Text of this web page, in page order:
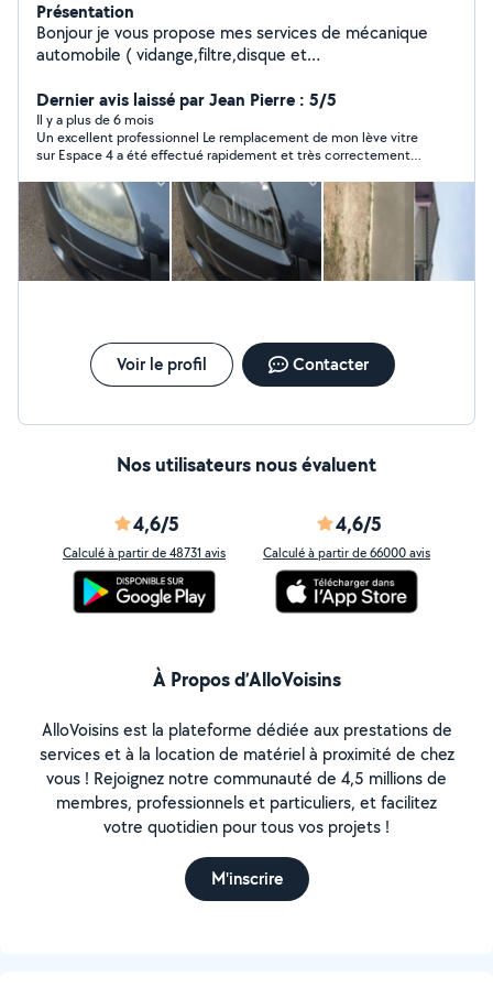
Présentation
Bonjour je vous propose mes services de mécanique
automobile ( vidange,filtre,disque et
rénovation des phares,pré contrôle technique n hésitez
pas à me contactez Je bricole aussi sur les velo étant
etez technicien cycle chez go sport Je suis aussi bon
bricoleur dans le btp petite maçonnerie ,crépit extérieur
petit muret, petit travaux intérieur
Dernier avis laissé par Jean Pierre : 5/5
Il y a plus de 6 mois
Un excellent professionnel Le remplacement de mon lève vitre
sur Espace 4 a été effectué rapidement et très correctement
climatiser la voiture ( temp début juillet > 30°c) Conseil pour
l'achat de la pièce principale et quelques accessoires
Remontage dès réception de la pièce Travail impeccable Merci
Grégory
Voir le profil Contacter
Nos utilisateurs nous évaluent
4,6/5
Calculé à partir de 48731 avis
4,6/5
Calculé à partir de 66000 avis
À Propos d’AlloVoisins
AlloVoisins est la plateforme dédiée aux prestations de
services et à la location de matériel à proximité de chez
vous ! Rejoignez notre communauté de 4,5 millions de
membres, professionnels et particuliers, et facilitez
votre quotidien pour tous vos projets !
M'inscrire